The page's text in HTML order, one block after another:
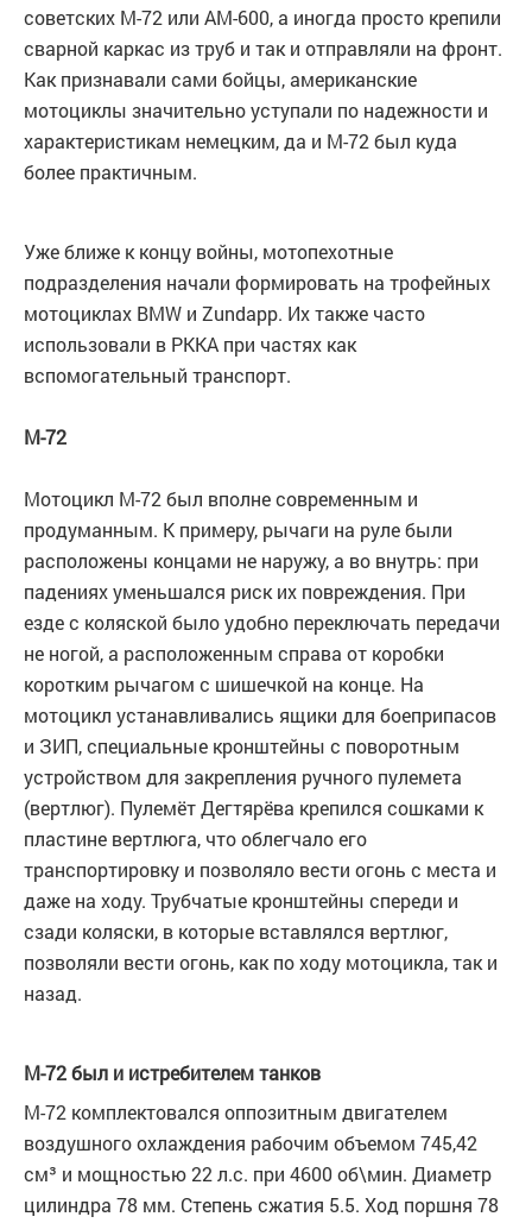
советских М-72 или АМ-600, а иногда просто крепили
сварной каркас из труб и так и отправляли на фронт.
Как признавали сами бойцы, американские
мотоциклы значительно уступали по надежности и
характеристикам немецким, да и М-72 был куда
более практичным.
Уже ближе к концу войны, мотопехотные
подразделения начали формировать на трофейных
мотоциклах BMW и Zundapp. Их также часто
использовали в РККА при частях как
вспомогательный транспорт.
М-72
Мотоцикл М-72 был вполне современным и
продуманным. К примеру, рычаги на руле были
расположены концами не наружу, а во внутрь: при
падениях уменьшался риск их повреждения. При
езде с коляской было удобно переключать передачи
не ногой, а расположенным справа от коробки
коротким рычагом с шишечкой на конце. На
мотоцикл устанавливались ящики для боеприпасов
и ЗИП, специальные кронштейны с поворотным
устройством для закрепления ручного пулемета
(вертлюг). Пулемёт Дегтярёва крепился сошками к
пластине вертлюга, что облегчало его
транспортировку и позволяло вести огонь с места и
даже на ходу. Трубчатые кронштейны спереди и
сзади коляски, в которые вставлялся вертлюг,
позволяли вести огонь, как по ходу мотоцикла, так и
назад.
М-72 был и истребителем танков
М-72 комплектовался оппозитным двигателем
воздушного охлаждения рабочим объемом 745,42
см³ и мощностью 22 л.с. при 4600 об\мин. Диаметр
цилиндра 78 мм. Степень сжатия 5.5. Ход поршня 78